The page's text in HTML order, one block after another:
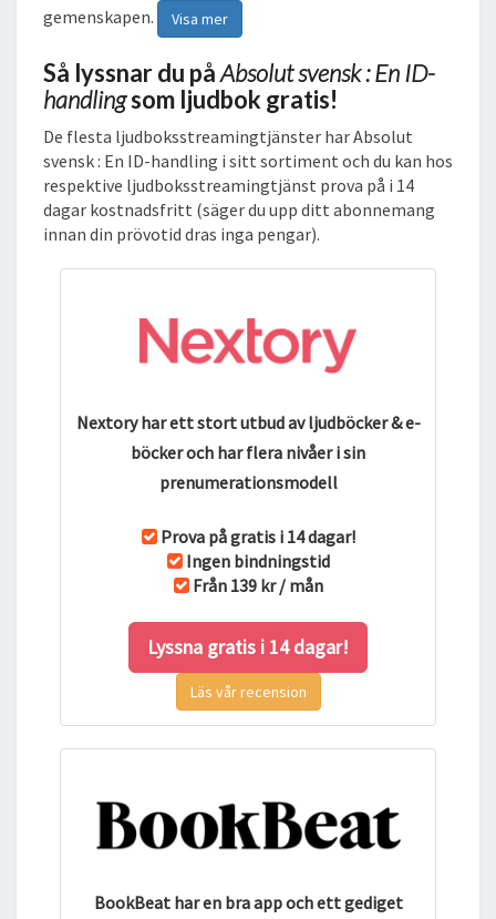
gemenskapen.
Visa mer
Så lyssnar du påAbsolut svensk : En ID-
handlingsom ljudbok gratis!
De flesta ljudboksstreamingtjänster har Absolut
svensk : En ID-handling i sitt sortiment och du kan hos
respektive ljudboksstreamingtjänst prova på i 14
dagar kostnadsfritt (säger du upp ditt abonnemang
innan din prövotid dras inga pengar).
Nextory har ett stort utbud av ljudböcker & e-
böcker och har flera nivåer i sin
prenumerationsmodell
Prova på gratis i 14 dagar!
Ingen bindningstid
Från 139 kr / mån
Lyssna gratis i 14 dagar!
Läs vår recension
BookBeat har en bra app och ett gediget